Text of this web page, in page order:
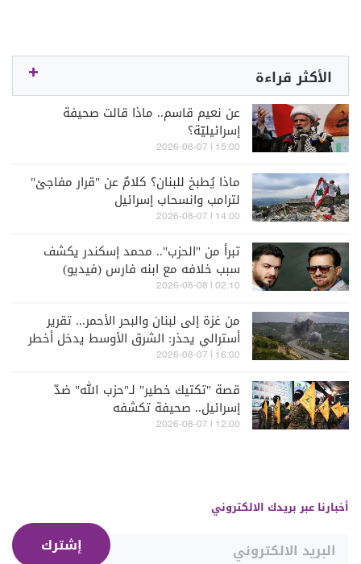
الأكثر قراءة
عن نعيم قاسم.. ماذا قالت صحيفة
إسرائيليّة؟
15:00 | 2026-08-07
ماذا يُطبخ للبنان؟ كلامٌ عن "قرار مفاجئ"
لترامب وانسحاب إسرائيل
14:00 | 2026-08-07
تبرأ من "الحزب".. محمد إسكندر يكشف
سبب خلافه مع ابنه فارس (فيديو)
02:10 | 2026-08-08
من غزة إلى لبنان والبحر الأحمر... تقرير
أسترالي يحذر: الشرق الأوسط يدخل أخطر
مراحله
16:00 | 2026-08-07
قصة "تكتيك خطير" لـ"حزب الله" ضدّ
إسرائيل.. صحيفة تكشفه
12:00 | 2026-08-07
أخبارنا عبر بريدك الالكتروني
إشترك